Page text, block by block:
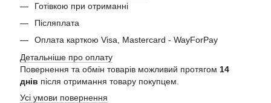
Готівкою при отриманні
Післяплата
Оплата карткою Visa, Mastercard - WayForPay
Детальніше про оплату
Повернення та обмін товарів можливий протягом 14
днів після отримання товару покупцем.
Усі умови повернення